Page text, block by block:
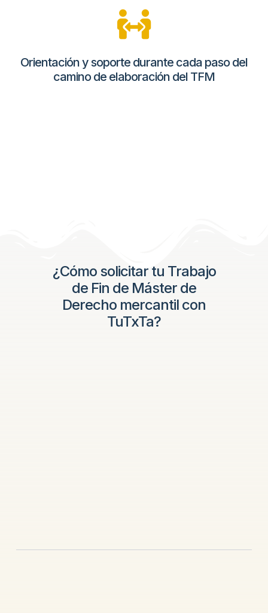
Orientación y soporte durante cada paso del
camino de elaboración del TFM
¿Cómo solicitar tu Trabajo
de Fin de Máster de
Derecho mercantil con
TuTxTa?